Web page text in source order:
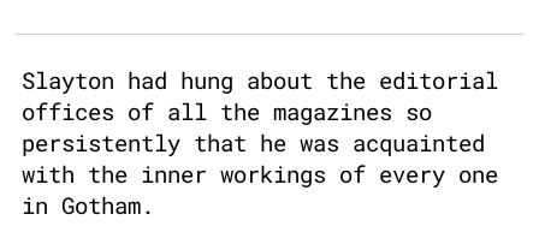
Slayton had hung about the editorial
offices of all the magazines so
persistently that he was acquainted
with the inner workings of every one
in Gotham.